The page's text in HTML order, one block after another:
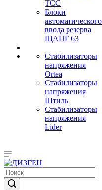
ТСС
Блоки
автоматического
ввода резерва
ЩАПГ 63
Стабилизаторы
напряжения
Ortea
Стабилизаторы
напряжения
Штиль
Стабилизаторы
напряжения
Lider